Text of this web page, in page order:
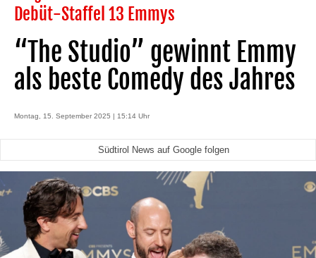
Debüt-Staffel 13 Emmys
“The Studio” gewinnt Emmy
als beste Comedy des Jahres
Montag, 15. September 2025 | 15:14 Uhr
Südtirol News auf Google folgen